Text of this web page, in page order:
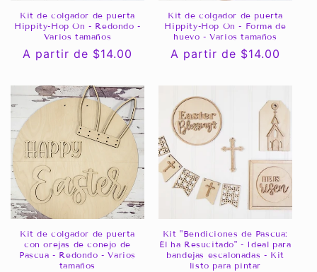
Kit de colgador de puerta
Hippity-Hop On - Redondo -
Varios tamaños
Precio
A partir de $14.00
Kit de colgador de puerta
Hippity-Hop On - Forma de
huevo - Varios tamaños
Precio
A partir de $14.00
Kit de colgador de puerta
con orejas de conejo de
Pascua - Redondo - Varios
tamaños
Kit "Bendiciones de Pascua:
Él ha Resucitado" - Ideal para
bandejas escalonadas - Kit
listo para pintar